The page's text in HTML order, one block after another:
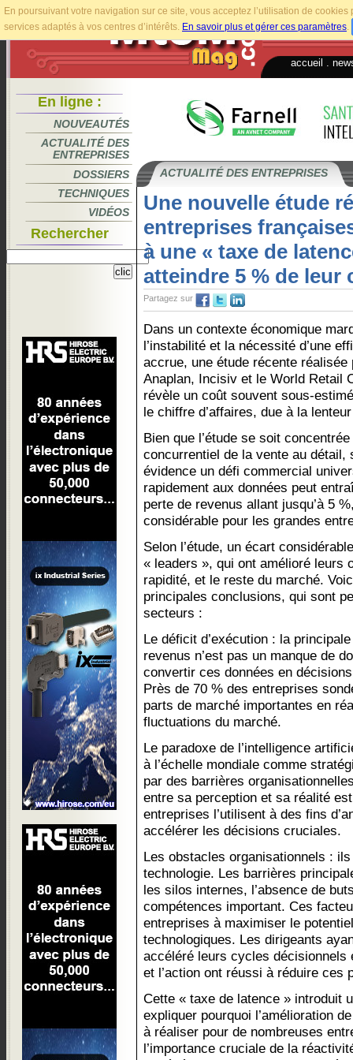
En poursuivant votre navigation sur ce site, vous acceptez l’utilisation de
services adaptés à vos centres d’intérêts. En savoir plus et gérer ces paramètres.
accueil
En ligne :
NOUVEAUTÉS
ACTUALITÉ DES
ENTREPRISES
DOSSIERS
TECHNIQUES
VIDÉOS
Rechercher
ACTUALITÉ DES ENTREPRISES
Une nouvelle étude
entreprises
à une « taxe de
atteindre 5 % de leur
Partagez sur
Dans un contexte économique
l’instabilité et la nécessité d’une
accrue, une étude récente réalisée
Anaplan, Incisiv et le World Retail
révèle un coût souvent sous-
le chiffre d’affaires, due à la
Bien que l’étude se soit
concurrentiel de la vente au détail,
évidence un défi commercial
rapidement aux données peut
perte de revenus allant jusqu’à 5
considérable pour les grandes
Selon l’étude, un écart
« leaders », qui ont amélioré leurs
rapidité, et le reste du marché.
principales conclusions, qui sont
secteurs :
Le déficit d’exécution : la
revenus n’est pas un manque de
convertir ces données en
Près de 70 % des entreprises
parts de marché importantes en
fluctuations du marché.
Le paradoxe de l’intelligence
à l’échelle mondiale comme
par des barrières
entre sa perception et sa réalité
entreprises l’utilisent à des fins
accélérer les décisions cruciales.
Les obstacles organisationnels :
technologie. Les barrières
les silos internes, l’absence de
compétences important. Ces
entreprises à maximiser le
technologiques. Les dirigeants
accéléré leurs cycles décisionnels
et l’action ont réussi à réduire ces
Cette « taxe de latence » introduit
expliquer pourquoi l’amélioration
à réaliser pour de nombreuses
l’importance cruciale de la